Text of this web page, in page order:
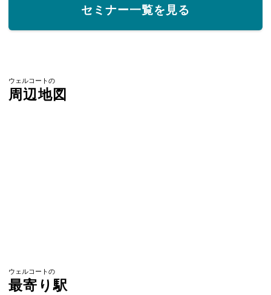
セミナー一覧を見る
ウェルコートの
周辺地図
ウェルコートの
最寄り駅